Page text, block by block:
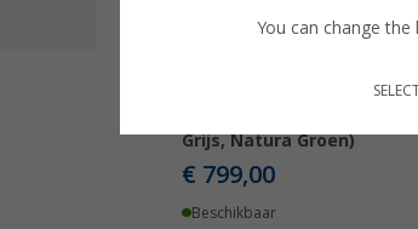
Grijs, Natura Groen)
€ 799,00
Beschikbaar
You can change